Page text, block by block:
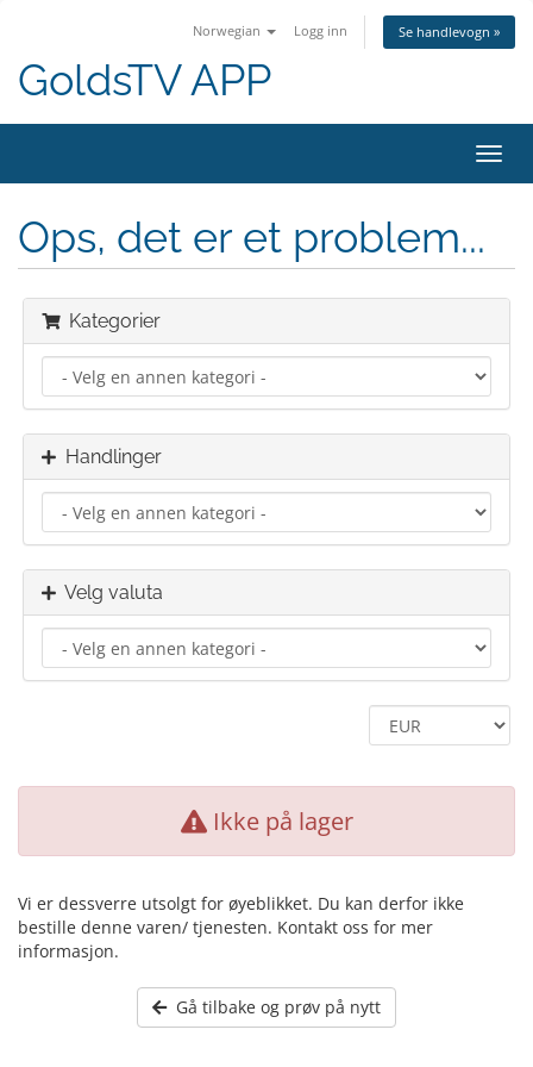
Norwegian Logg inn Se handlevogn »
GoldsTV APP
Bytt
Ops, det er et problem...
Kategorier
Handlinger
Velg valuta
Ikke på lager
Vi er dessverre utsolgt for øyeblikket. Du kan derfor ikke
bestille denne varen/ tjenesten. Kontakt oss for mer
informasjon.
Gå tilbake og prøv på nytt